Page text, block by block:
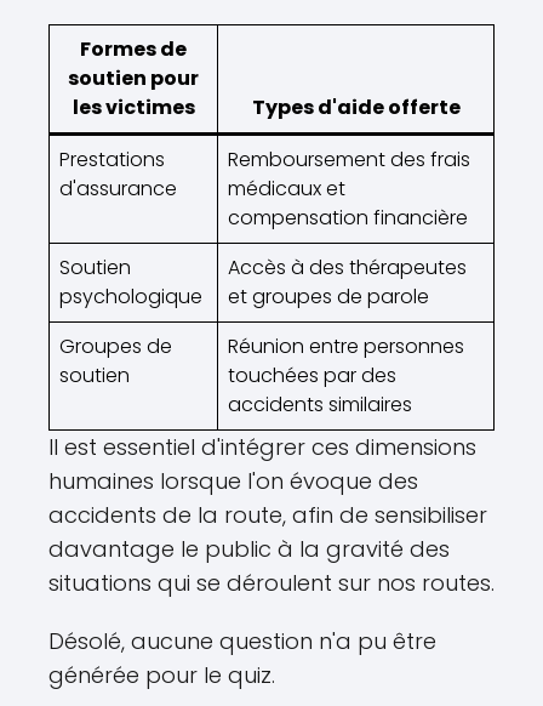
Formes de
soutien pour
les victimes
Types d'aide offerte
Prestations
d'assurance
Remboursement des frais
médicaux et
compensation financière
Soutien
psychologique
Accès à des thérapeutes
et groupes de parole
Groupes de
soutien
Réunion entre personnes
touchées par des
accidents similaires
Il est essentiel d'intégrer ces dimensions
humaines lorsque l'on évoque des
accidents de la route, afin de sensibiliser
davantage le public à la gravité des
situations qui se déroulent sur nos routes.
Désolé, aucune question n'a pu être
générée pour le quiz.